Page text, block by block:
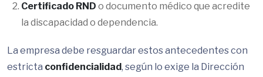
Certificado RND o documento médico que acredite
la discapacidad o dependencia.
La empresa debe resguardar estos antecedentes con
estricta confidencialidad, según lo exige la Dirección